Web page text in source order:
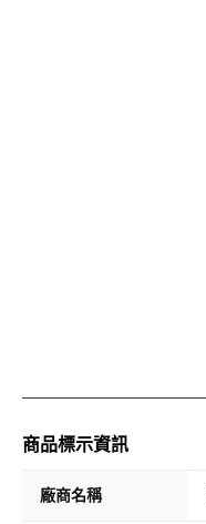
商品標示資訊
廠商名稱